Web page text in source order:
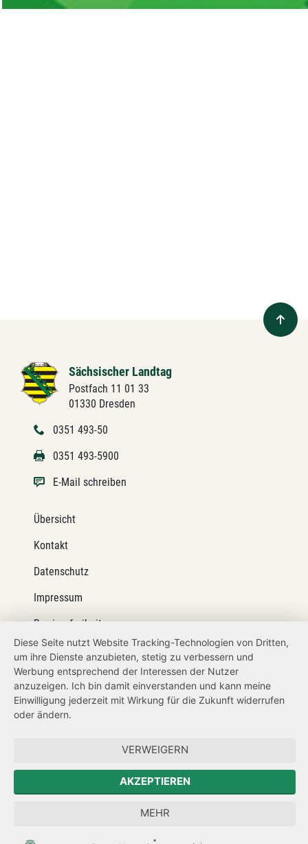
Sächsischer Landtag
Postfach 11 01 33
01330 Dresden
0351 493-50
0351 493-5900
E-Mail schreiben
Übersicht
Kontakt
Datenschutz
Impressum
Barrierefreiheit
Netiquette
Transparenzanspruch
Hinweisgeberschutz
Sächsische Landesbeauftragte zur Aufarbeitung der SED-
Diese Seite nutzt Website Tracking-Technologien von Dritten,
um ihre Dienste anzubieten, stetig zu verbessern und
Werbung entsprechend der Interessen der Nutzer
anzuzeigen. Ich bin damit einverstanden und kann meine
Einwilligung jederzeit mit Wirkung für die Zukunft widerrufen
oder ändern.
VERWEIGERN
AKZEPTIEREN
MEHR